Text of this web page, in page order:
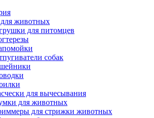
животных
для питомцев
собак
для вычесывания
для животных
для стрижки животных